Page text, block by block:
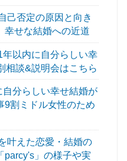
己否定の原因と向き
幸せな結婚への近道
以内に自分らしい幸
相談&説明会はこちら
自分らしい幸せ結婚が
9割ミドル女性のため
叶えた恋愛・結婚の
parcy's」の様子や実